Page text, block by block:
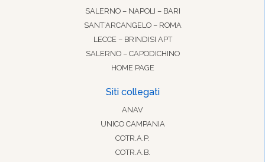
SALERNO – NAPOLI – BARI
SANT’ARCANGELO – ROMA
LECCE – BRINDISI APT
SALERNO – CAPODICHINO
HOME PAGE
Siti collegati
ANAV
UNICO CAMPANIA
COTR.A.P.
COTR.A.B.